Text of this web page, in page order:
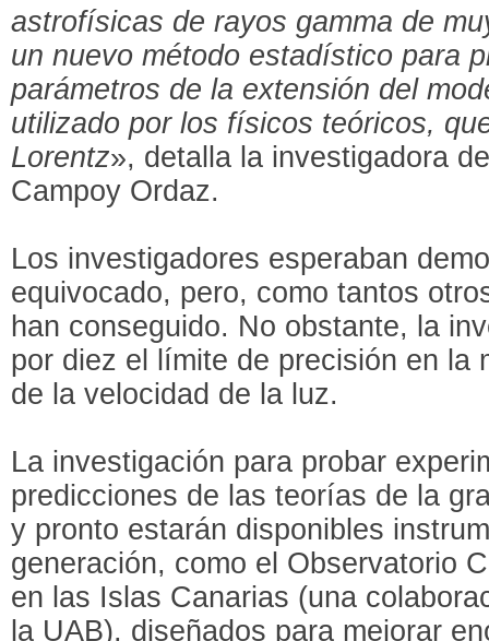
astrofísicas de rayos gamma de
un nuevo método estadístico para
parámetros de la extensión del
utilizado por los físicos teóricos,
Lorentz», detalla la investigadora
Campoy Ordaz.
Los investigadores esperaban
equivocado, pero, como tantos
han conseguido. No obstante, la
por diez el límite de precisión en la
de la velocidad de la luz.
La investigación para probar
predicciones de las teorías de la
y pronto estarán disponibles
generación, como el Observatorio
en las Islas Canarias (una
la UAB), diseñados para mejorar